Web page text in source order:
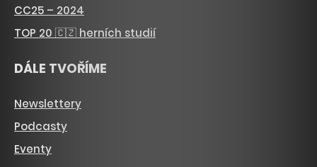
CC25 – 2024
TOP 20 🇨🇿 herních studií
DÁLE TVOŘÍME
Newslettery
Podcasty
Eventy